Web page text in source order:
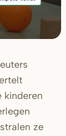
kinderen
ze